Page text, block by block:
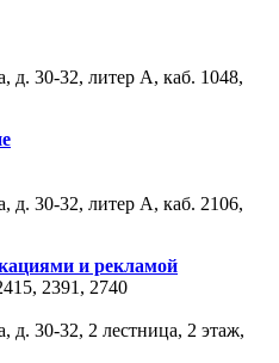
д. 30-32, литер А, каб. 1048,
д. 30-32, литер А, каб. 2106,
и рекламой
2391, 2740
д. 30-32, 2 лестница, 2 этаж,